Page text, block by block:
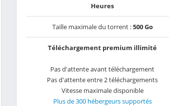
Heures
Taille maximale du torrent :500 Go
Téléchargement premium illimité
Pas d'attente avant téléchargement
Pas d'attente entre 2 téléchargements
Vitesse maximale disponible
Plus de 300 hébergeurs supportés